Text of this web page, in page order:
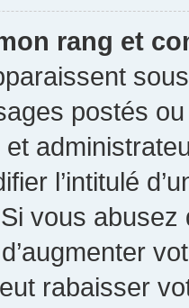
rang et
postés
l’intitulé
Si vous
rabaisser